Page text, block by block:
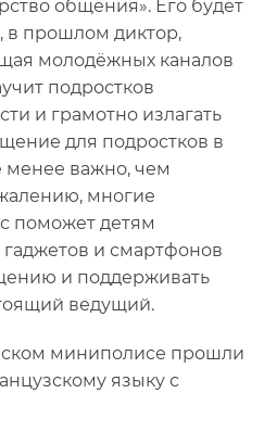
общения». Его будет
в прошлом диктор,
молодёжных каналов
подростков
и грамотно излагать
для подростков в
важно, чем
многие
поможет детям
и смартфонов
и поддерживать
ведущий.
миниполисе прошли
языку с